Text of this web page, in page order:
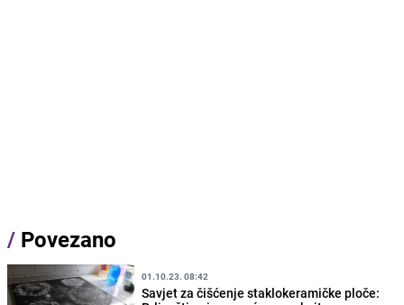
/ Povezano
01.10.23. 08:42
Savjet za čišćenje staklokeramičke ploče: